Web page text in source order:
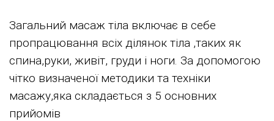
Загальний масаж тіла включає в себе
пропрацювання всіх ділянок тіла ,таких як
спина,руки, живіт, груди і ноги. За допомогою
чітко визначеної методики та техніки
масажу,яка складається з 5 основних
прийомів